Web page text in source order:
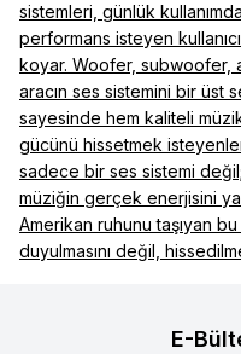
sistemleri, günlük
performans isteyen
koyar. Woofer, subwoofer,
aracın ses sistemini bir üst
sayesinde hem kaliteli
gücünü hissetmek
sadece bir ses sistemi
müziğin gerçek enerjisini
Amerikan ruhunu taşıyan
duyulmasını değil,
E-